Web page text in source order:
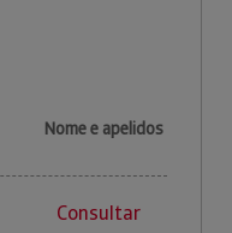
Nome e apelidos
Consultar